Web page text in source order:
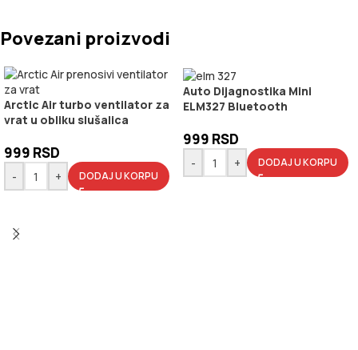
Povezani proizvodi
Arctic Air turbo ventilator za
vrat u obliku slušalica
999 RSD
- + DODAJ U KORPU
Auto Dijagnostika Mini
ELM327 Bluetooth
999 RSD
- + DODAJ U KORPU